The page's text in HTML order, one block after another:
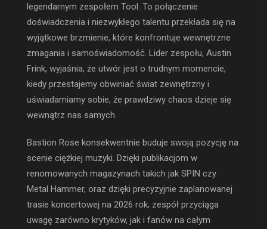
legendarnym zespołem Tool. To połączenie
doświadczenia i niezwykłego talentu przekłada się na
wyjątkowe brzmienie, które konfrontuje wewnętrzne
zmagania i samoświadomość. Lider zespołu, Austin
Frink, wyjaśnia, że utwór jest o trudnym momencie,
kiedy przestajemy obwiniać świat zewnętrzny i
uświadamiamy sobie, że prawdziwy chaos dzieje się
wewnątrz nas samych.
Bastion Rose konsekwentnie buduje swoją pozycję na
scenie ciężkiej muzyki. Dzięki publikacjom w
renomowanych magazynach takich jak SPIN czy
Metal Hammer, oraz dzięki precyzyjnie zaplanowanej
trasie koncertowej na 2026 rok, zespół przyciąga
uwagę zarówno krytyków, jak i fanów na całym